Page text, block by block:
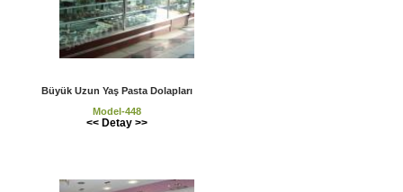
Büyük Uzun Yaş Pasta Dolapları
Model-448
<< Detay >>